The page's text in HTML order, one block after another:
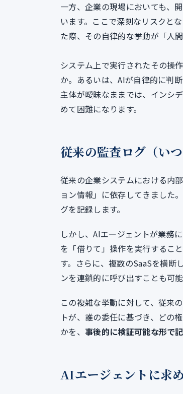
一方、企業の現場においても、
います。ここで深刻なリスクと
た際、その自律的な挙動が「人
システム上で実行されたその操
か。あるいは、AIが自律的に判
主体が曖昧なままでは、インシ
めて困難になります。
従来の監査ログ（い
従来の企業システムにおける内
ョン情報」に依存してきました
グを記録します。
しかし、AIエージェントが業務
を「借りて」操作を実行するこ
す。さらに、複数のSaaSを横断
ンを連鎖的に呼び出すことも可能
この複雑な挙動に対して、従来
トが、誰の委任に基づき、どの
かを、 事後的に検証可能な形で
AIエージェントに求